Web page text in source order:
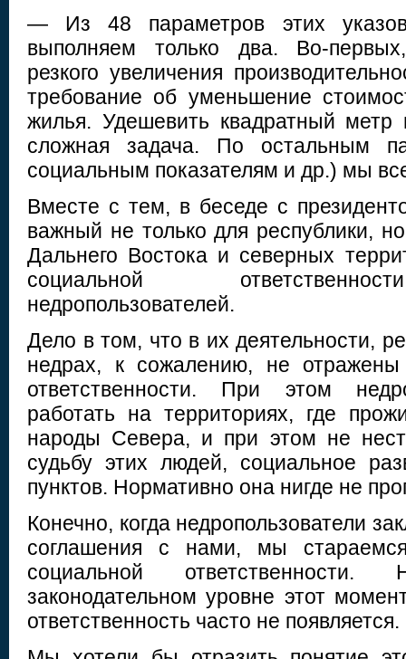
— Из 48 параметров этих
выполняем только два. Во-
резкого увеличения
требование об уменьшение
жилья. Удешевить квадратный
сложная задача. По остальным
социальным показателям и др.) мы
Вместе с тем, в беседе с
важный не только для республики,
Дальнего Востока и северных
социальной
недропользователей.
Дело в том, что в их деятельности,
недрах, к сожалению, не
ответственности. При этом
работать на территориях, где
народы Севера, и при этом не
судьбу этих людей, социальное
пунктов. Нормативно она нигде не
Конечно, когда недропользователи
соглашения с нами, мы
социальной
законодательном уровне этот
ответственность часто не появляется.